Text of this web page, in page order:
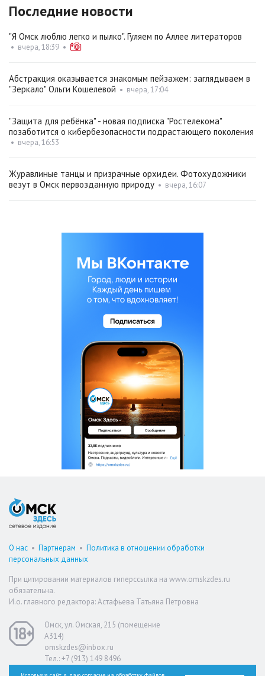
Последние новости
"Я Омск люблю легко и пылко". Гуляем по Аллее литераторов
• вчера, 18:39 •
Абстракция оказывается знакомым пейзажем: заглядываем в
"Зеркало" Ольги Кошелевой • вчера, 17:04
"Защита для ребёнка" - новая подписка "Ростелекома"
позаботится о кибербезопасности подрастающего поколения
• вчера, 16:53
Журавлиные танцы и призрачные орхидеи. Фотохудожники
везут в Омск первозданную природу • вчера, 16:07
О нас • Партнерам • Политика в отношении обработки
персональных данных
При цитировании материалов гиперссылка на www.omskzdes.ru
обязательна.
И.о. главного редактора: Астафьева Татьяна Петровна
Омск, ул. Омская, 215 (помещение
А314)
omskzdes@inbox.ru
Тел.: +7 (913) 149 8496